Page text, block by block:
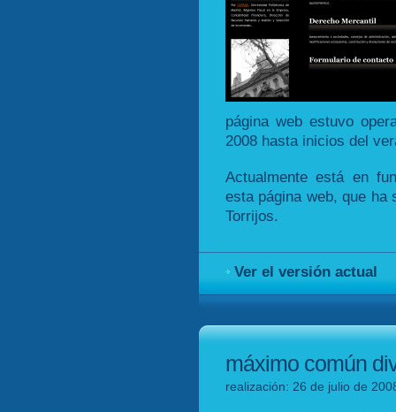
página web estuvo
2008 hasta inicios del
Actualmente está en
esta página web, que ha
Torrijos.
Ver el versión actual
máximo común
realización: 26 de julio de